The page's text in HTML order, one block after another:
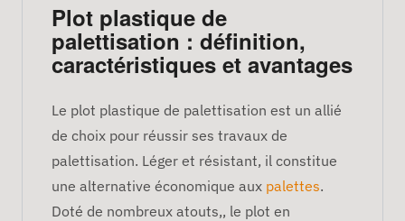
Plot plastique de
palettisation : définition,
caractéristiques et avantages
Le plot plastique de palettisation est un allié
de choix pour réussir ses travaux de
palettisation. Léger et résistant, il constitue
une alternative économique aux palettes.
Doté de nombreux atouts,, le plot en